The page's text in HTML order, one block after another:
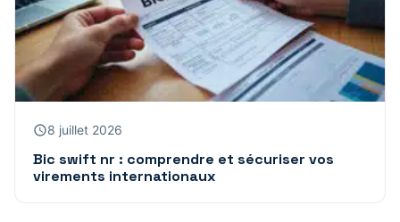
8 juillet 2026
Bic swift nr : comprendre et sécuriser vos
virements internationaux